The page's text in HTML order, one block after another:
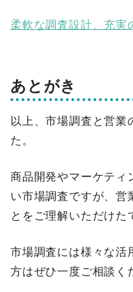
柔軟な調査設計、充実
あとがき
以上、市場調査と営業
た。
商品開発やマーケティ
い市場調査ですが、営
とをご理解いただけた
市場調査には様々な活
方はぜひ一度ご相談く